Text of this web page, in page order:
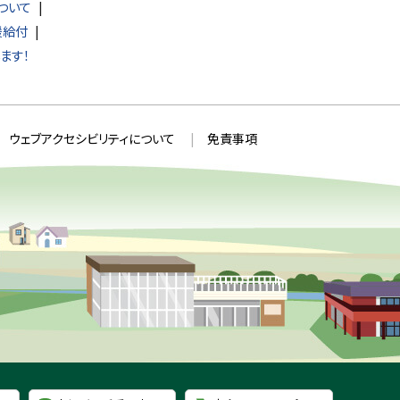
いて
付
す！
ウェブアクセシビリティについて 免責事項